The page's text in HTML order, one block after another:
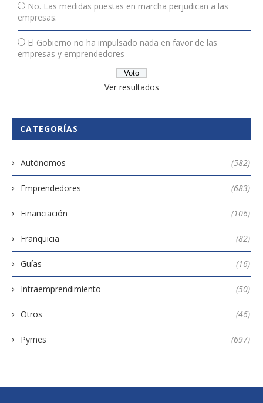
No. Las medidas puestas en marcha perjudican a las
empresas.
El Gobierno no ha impulsado nada en favor de las
empresas y emprendedores
Ver resultados
CATEGORÍAS
Autónomos (582)
Emprendedores (683)
Financiación (106)
Franquicia (82)
Guías (16)
Intraemprendimiento (50)
Otros (46)
Pymes (697)